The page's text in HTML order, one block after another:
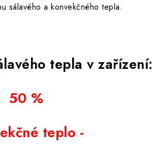
sálavého a konvekčného tepla.
tepla v zařízení:
50 %
teplo -